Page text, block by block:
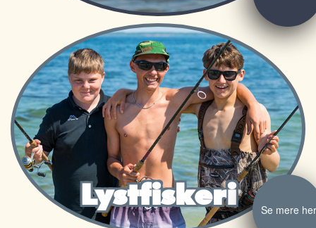
Lystfiskeri Se mere her